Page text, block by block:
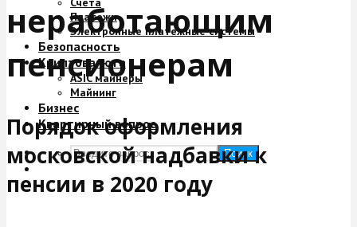
Платежи
Электронные платежные системы
Безопасность
Криптовалюта
ASIC майнеры
Майнинг
Бизнес
Квартирный вопрос
Поиск
неработающим
пенсионерам
Порядок оформления
московской надбавки к
пенсии в 2020 году